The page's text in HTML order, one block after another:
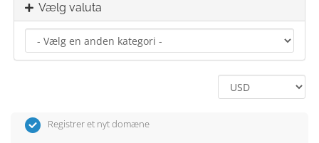
Vælg valuta
Registrer et nyt domæne